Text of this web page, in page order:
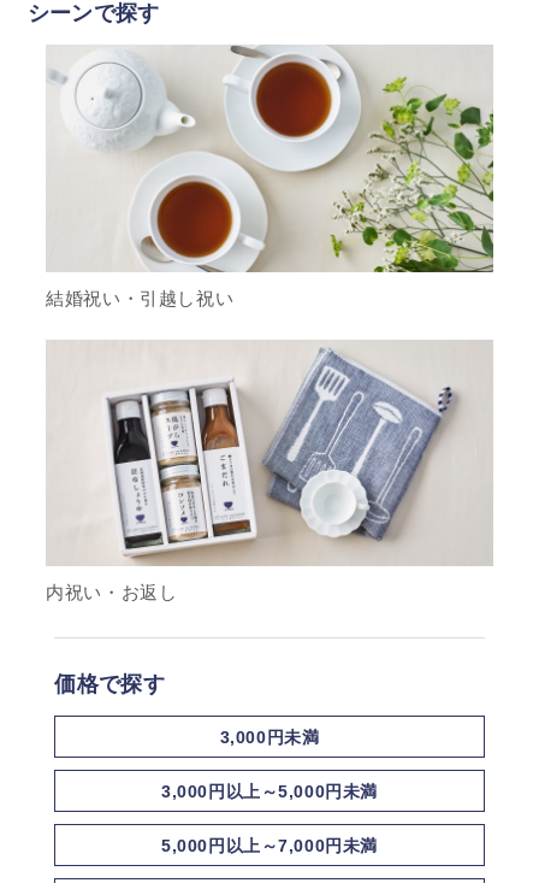
シーンで探す
結婚祝い・引越し祝い
内祝い・お返し
価格で探す
3,000円未満
3,000円以上～5,000円未満
5,000円以上～7,000円未満